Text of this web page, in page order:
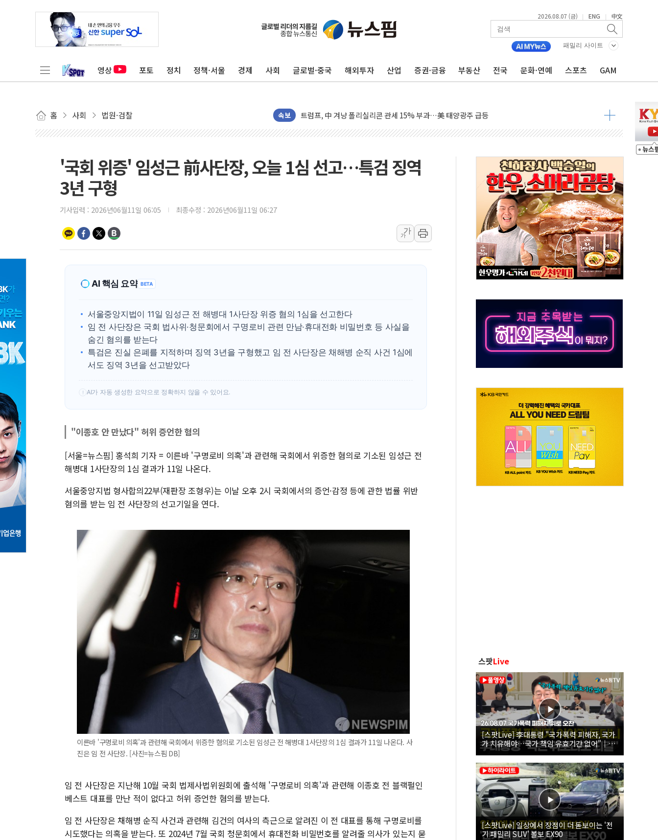
2026.08.07 (금) | ENG | 中文
패밀리 사이트
영상 포토 정치 정책·서울 경제 사회 글로벌·중국 해외투자 산업 증권·금융 부동산 전국 문화·연예 스포츠 GAM
홈 사회 법원·검찰 속보
李 "해남 태양광, 대한민국 다음 100년 밑거름…수도권 집중 완화 전환점"
李 대통령, '6시간 마라톤 부동산 2차 회의' 주재… "전폭적 공급 확대·속도전 총력"
[사진] 빈살만과 에르도안의 만남
이란와이어 "이란 최고지도자 위독…곧 사망해도 놀랍지 않아"
[인도증시] 중동 불안 속 유가 상승에 소폭 하락...금융주 낙폭 커
황희 '폐버스 청년주택' SNS 글 역풍에 "정부정책 아냐" 해명
폭염 누그러지고 가뭄 숙지나...경북동해안권 8~9일 최대 100mm 호우
사우디·튀르키예·파키스탄, '공동방위협정' 체결… 수니파 국가들의 새 안보 협력 구도
신길동 신축도 3.3㎡당 7250만원…써밋 클라비온 59㎡ 18억원대
용산공원·그린벨트로 또 충돌…반복되는 국토부-서울시 '정책 엇박자'
[AI 부동산 투데이] 특공 전략도 '극과 극'…생애최초만 경쟁 치열
[코인시황] 비트코인 6만4000달러대 횡보…고래·ETF 매수에도 고유가·금리·입법 지연 '삼중 부담'
[베트남 증시] 유동성 부진 지속, 강보합 마감...석유·가스주 올랐지만 빈그룹이 상쇄
42.5도 역대급 폭염…동물들도 특별식으로 여름나기 [뉴스핌 줌인]
경찰, 9월부터 '가족 사건' 못 맡는다…상피제 실시
포스코홀딩스, 포스코인터·DX 지분 일부 매각
'국회 위증' 임성근 前사단장, 오늘 1심 선고…특검 징역
3년 구형
기사입력 : 2026년06월11일 06:05 최종수정 : 2026년06월11일 06:27
가
가
AI 핵심 요약 BETA
서울중앙지법이 11일 임성근 전 해병대 1사단장 위증 혐의 1심을 선고한다
임 전 사단장은 국회 법사위·청문회에서 구명로비 관련 만남·휴대전화 비밀번호 등 사실을
숨긴 혐의를 받는다
특검은 진실 은폐를 지적하며 징역 3년을 구형했고 임 전 사단장은 채해병 순직 사건 1심에
서도 징역 3년을 선고받았다
! AI가 자동 생성한 요약으로 정확하지 않을 수 있어요.
"이종호 안 만났다" 허위 증언한 혐의
[서울=뉴스핌] 홍석희 기자 = 이른바 '구명로비 의혹'과 관련해 국회에서 위증한 혐의로 기소된 임성근 전
해병대 1사단장의 1심 결과가 11일 나온다.
서울중앙지법 형사합의22부(재판장 조형우)는 이날 오후 2시 국회에서의 증언·감정 등에 관한 법률 위반
혐의를 받는 임 전 사단장의 선고기일을 연다.
이른바 '구명로비 의혹'과 관련해 국회에서 위증한 혐의로 기소된 임성근 전 해병대 1사단장의 1심 결과가 11일 나온다. 사
진은 임 전 사단장. [사진=뉴스핌 DB]
임 전 사단장은 지난해 10월 국회 법제사법위원회에 출석해 '구명로비 의혹'과 관련해 이종호 전 블랙펄인
베스트 대표를 만난 적이 없다고 허위 증언한 혐의를 받는다.
임 전 사단장은 채해병 순직 사건과 관련해 김건의 여사의 측근으로 알려진 이 전 대표를 통해 구명로비를
시도했다는 의혹을 받는다. 또 2024년 7월 국회 청문회에서 휴대전화 비밀번호를 알려줄 의사가 있는지 묻
스팟Live
[스팟Live] 李대통령 "국가폭력 피해자, 국가
가 치유해야…국가 책임 유효기간 없어"｜
26.08.07 국가폭력 피해자 위로 오찬
[스팟Live] 일상에서 장점이 더 돋보이는 '전
기 패밀리 SUV' 볼보 EX90